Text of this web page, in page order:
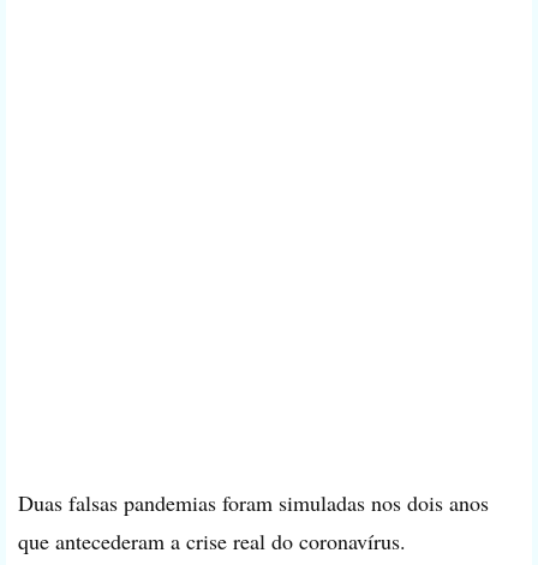
Duas falsas pandemias foram simuladas nos dois anos
que antecederam a crise real do coronavírus.